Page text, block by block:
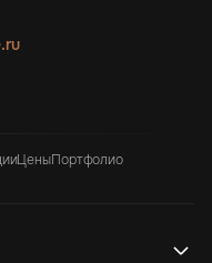
ЦеныПортфолио